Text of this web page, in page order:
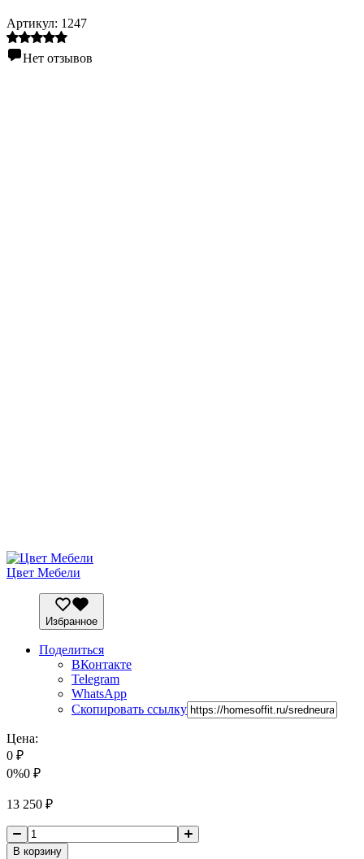
Артикул: 1247
Нет отзывов
Цвет Мебели
Избранное
Поделиться
ВКонтакте
Telegram
WhatsApp
Скопировать ссылку
Цена:
0 ₽
0%0 ₽
13 250 ₽
В корзину